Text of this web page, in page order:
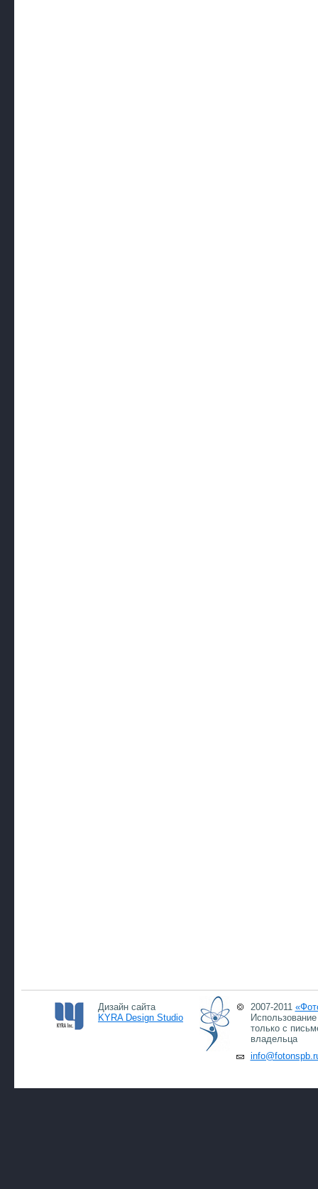
Дизайн сайта
KYRA Design Studio
2007-2011
только с
владельца